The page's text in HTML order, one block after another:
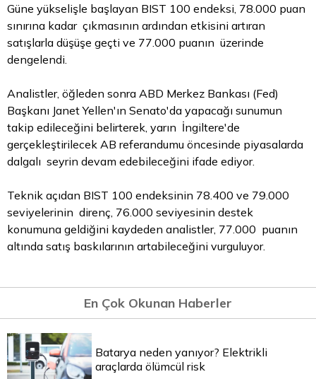
Güne yükselişle başlayan BIST 100 endeksi, 78.000 puan
sınırına kadar çıkmasının ardından etkisini artıran
satışlarla düşüşe geçti ve 77.000 puanın üzerinde
dengelendi.
Analistler, öğleden sonra ABD Merkez Bankası (Fed)
Başkanı Janet Yellen'ın Senato'da yapacağı sunumun
takip edileceğini belirterek, yarın İngiltere'de
gerçekleştirilecek AB referandumu öncesinde piyasalarda
dalgalı seyrin devam edebileceğini ifade ediyor.
Teknik açıdan BIST 100 endeksinin 78.400 ve 79.000
seviyelerinin direnç, 76.000 seviyesinin destek
konumuna geldiğini kaydeden analistler, 77.000 puanın
altında satış baskılarının artabileceğini vurguluyor.
En Çok Okunan Haberler
Batarya neden yanıyor? Elektrikli
araçlarda ölümcül risk